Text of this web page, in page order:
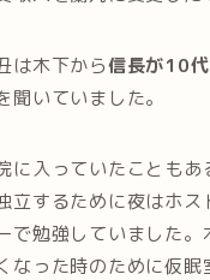
は木下から信長が10
聞いていました。
に入っていたこともあ
立するために夜はホス
で勉強していました。
なった時のために仮眠